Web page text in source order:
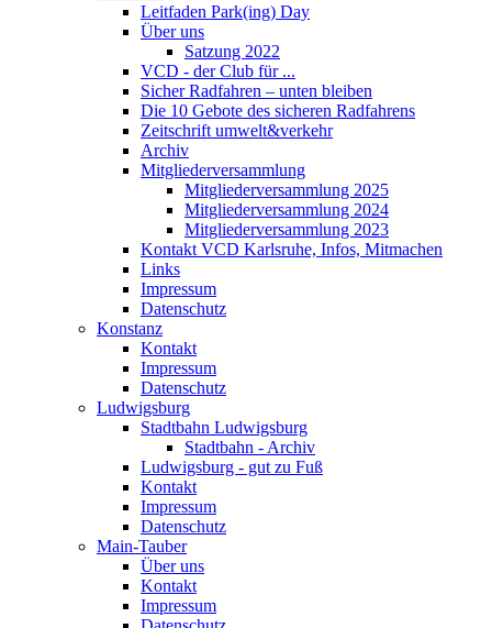
Leitfaden Park(ing) Day
Über uns
Satzung 2022
VCD - der Club für ...
Sicher Radfahren – unten bleiben
Die 10 Gebote des sicheren Radfahrens
Zeitschrift umwelt&verkehr
Archiv
Mitgliederversammlung
Mitgliederversammlung 2025
Mitgliederversammlung 2024
Mitgliederversammlung 2023
Kontakt VCD Karlsruhe, Infos, Mitmachen
Links
Impressum
Datenschutz
Konstanz
Kontakt
Impressum
Datenschutz
Ludwigsburg
Stadtbahn Ludwigsburg
Stadtbahn - Archiv
Ludwigsburg - gut zu Fuß
Kontakt
Impressum
Datenschutz
Main-Tauber
Über uns
Kontakt
Impressum